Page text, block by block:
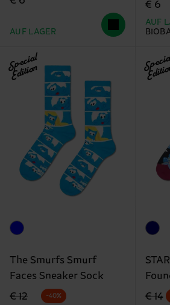
AUF LAGER
€ 6
AUF
Special
Edition
The Smurfs Smurf
Faces Sneaker Sock
Originalpreis
€ 12
Reduzierter Preis
-40% € 14